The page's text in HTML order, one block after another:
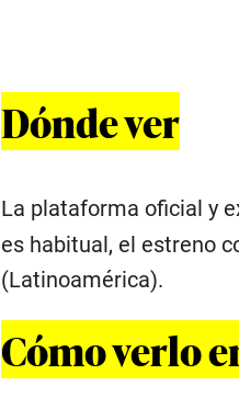
Dónde ver
La plataforma oficial y
es habitual, el estreno
(Latinoamérica).
Cómo verlo